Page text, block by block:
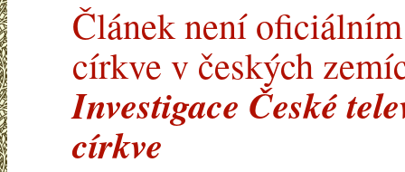
Článek není
církve v českých
Investigace České
církve